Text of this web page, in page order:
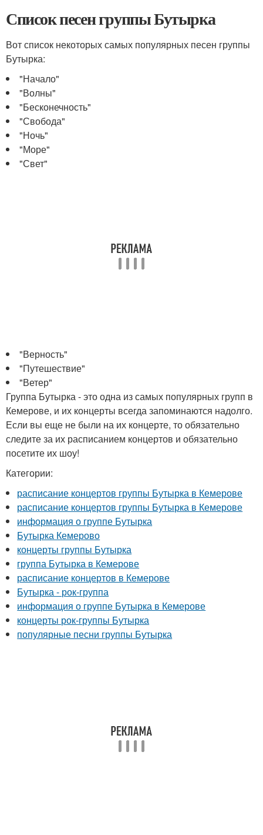
Список песен группы Бутырка
Вот список некоторых самых популярных песен группы
Бутырка:
"Начало"
"Волны"
"Бесконечность"
"Свобода"
"Ночь"
"Море"
"Свет"
"Верность"
"Путешествие"
"Ветер"
Группа Бутырка - это одна из самых популярных групп в
Кемерове, и их концерты всегда запоминаются надолго.
Если вы еще не были на их концерте, то обязательно
следите за их расписанием концертов и обязательно
посетите их шоу!
Категории:
расписание концертов группы Бутырка в Кемерове
расписание концертов группы Бутырка в Кемерове
информация о группе Бутырка
Бутырка Кемерово
концерты группы Бутырка
группа Бутырка в Кемерове
расписание концертов в Кемерове
Бутырка - рок-группа
информация о группе Бутырка в Кемерове
концерты рок-группы Бутырка
популярные песни группы Бутырка